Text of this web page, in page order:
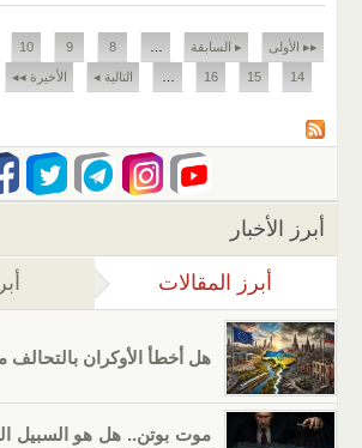
الصفحات
▸▸ الأولى ▸ السابقة 8
9
10
14
15
16 التالية ◂ الأخيرة ◂◂
أبرز الأخبار
أبرز المقالات (علامة التبويب
هل أخطأ الأوكران بالتحالف
موت بوتن.. هل هو السبيل